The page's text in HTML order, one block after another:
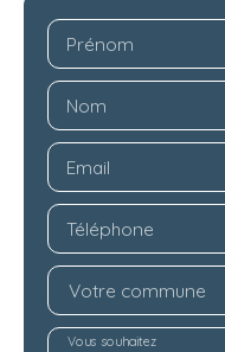
Prénom
Nom
Email
Téléphone
Votre commune
Vous souhaitez